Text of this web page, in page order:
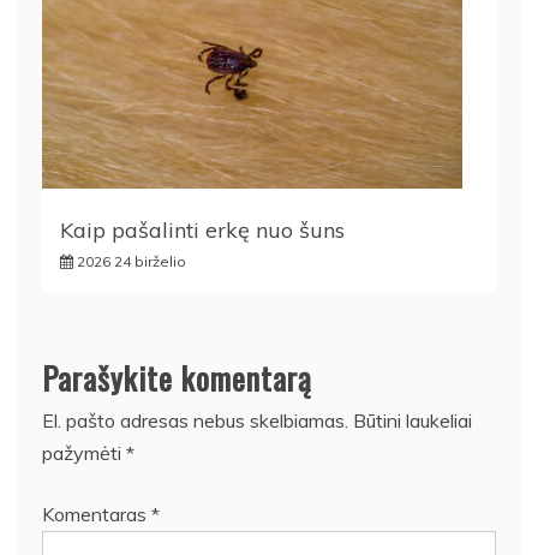
Kaip pašalinti erkę nuo šuns
2026 24 birželio
Parašykite komentarą
El. pašto adresas nebus skelbiamas. Būtini laukeliai
pažymėti *
Komentaras *